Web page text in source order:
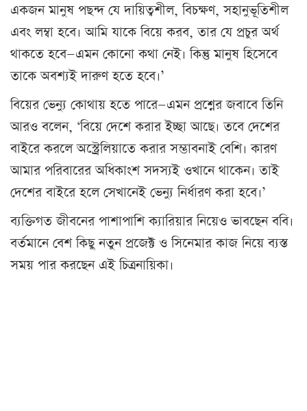
একজন মানুষ পছন্দ যে দায়িত্বশীল, বিচক্ষণ, সহানুভূতিশীল
এবং লম্বা হবে। আমি যাকে বিয়ে করব, তার যে প্রচুর অর্থ
থাকতে হবে—এমন কোনো কথা নেই। কিন্তু মানুষ হিসেবে
তাকে অবশ্যই দারুণ হতে হবে।’
বিয়ের ভেন্যু কোথায় হতে পারে—এমন প্রশ্নের জবাবে তিনি
আরও বলেন, ‘বিয়ে দেশে করার ইচ্ছা আছে। তবে দেশের
বাইরে করলে অস্ট্রেলিয়াতে করার সম্ভাবনাই বেশি। কারণ
আমার পরিবারের অধিকাংশ সদস্যই ওখানে থাকেন। তাই
দেশের বাইরে হলে সেখানেই ভেন্যু নির্ধারণ করা হবে।’
ব্যক্তিগত জীবনের পাশাপাশি ক্যারিয়ার নিয়েও ভাবছেন ববি।
বর্তমানে বেশ কিছু নতুন প্রজেক্ট ও সিনেমার কাজ নিয়ে ব্যস্ত
সময় পার করছেন এই চিত্রনায়িকা।